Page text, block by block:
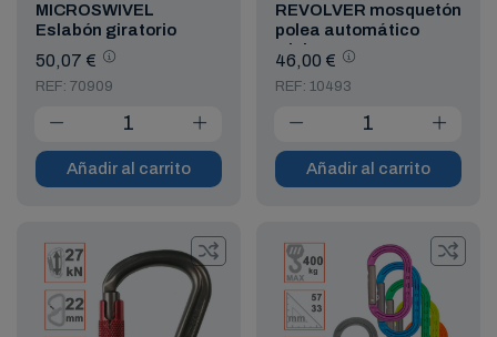
MICROSWIVEL
Eslabón giratorio
50,07 €
REF: 70909
Añadir al carrito
REVOLVER mosquetón
polea automático
triple
46,00 €
REF: 10493
Añadir al carrito